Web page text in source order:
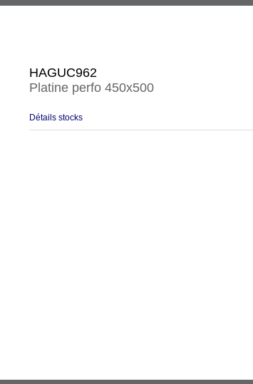
HAGUC962
Platine perfo 450x500
Détails stocks